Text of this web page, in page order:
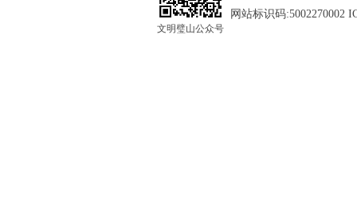
文明璧山公众号
网站标识码:5002270002